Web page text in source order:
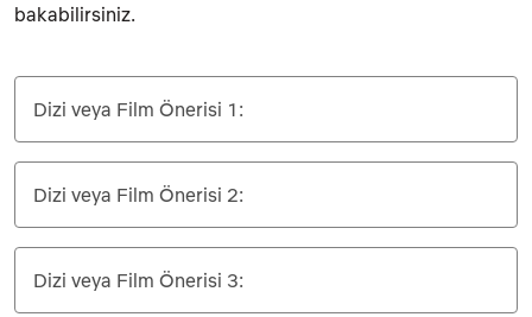
bakabilirsiniz.
Dizi veya Film Önerisi 1:
Dizi veya Film Önerisi 2:
Dizi veya Film Önerisi 3: